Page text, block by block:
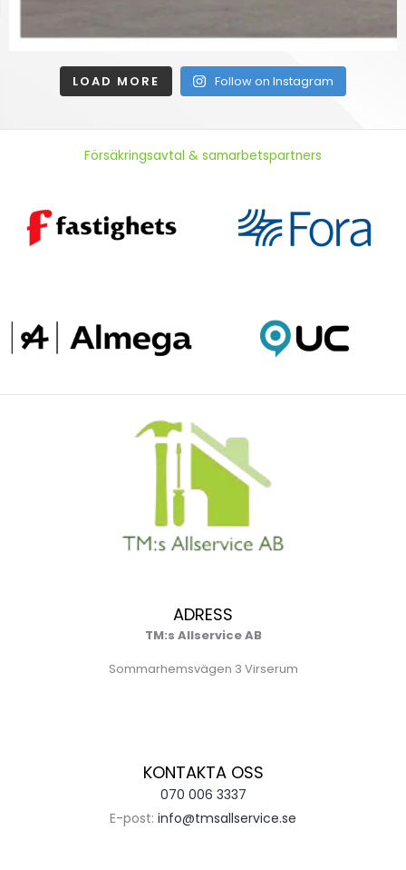
LOAD MORE Follow on Instagram
Försäkringsavtal & samarbetspartners
ADRESS
TM:s Allservice AB
Sommarhemsvägen 3 Virserum
KONTAKTA OSS
070 006 3337
E-post: info@tmsallservice.se